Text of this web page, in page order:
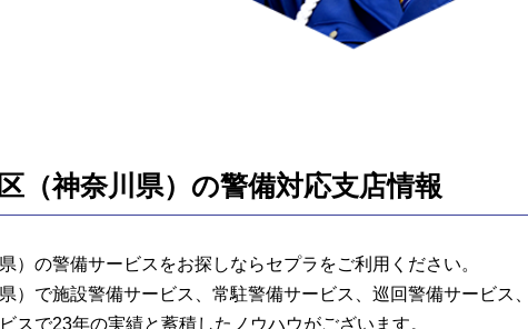
（神奈川県）の警備対応支店情報
）の警備サービスをお探しならセプラをご利用ください。
）で施設警備サービス、常駐警備サービス、巡回警備サービス
スで23年の実績と蓄積したノウハウがございます。